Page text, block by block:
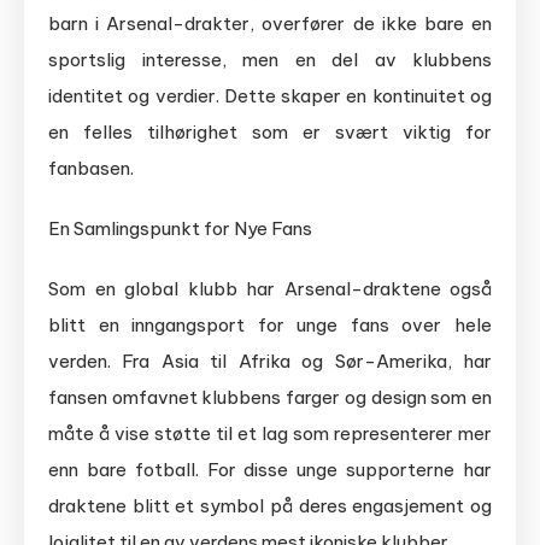
barn i Arsenal-drakter, overfører de ikke bare en
sportslig interesse, men en del av klubbens
identitet og verdier. Dette skaper en kontinuitet og
en felles tilhørighet som er svært viktig for
fanbasen.
En Samlingspunkt for Nye Fans
Som en global klubb har Arsenal-draktene også
blitt en inngangsport for unge fans over hele
verden. Fra Asia til Afrika og Sør-Amerika, har
fansen omfavnet klubbens farger og design som en
måte å vise støtte til et lag som representerer mer
enn bare fotball. For disse unge supporterne har
draktene blitt et symbol på deres engasjement og